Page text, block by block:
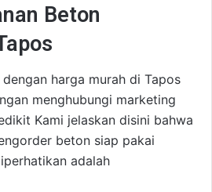
Beton
harga murah di Tapos
menghubungi marketing
Kami jelaskan disini bahwa
beton siap pakai
adalah